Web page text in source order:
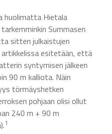
huolimatta Hietala
Summasen
sitten julkaistujen
esitetään, että
syntymisen jälkeen
90 m kalliota. Näin
törmäyshetken
pohjaan olisi ollut
240 m + 90 m
1